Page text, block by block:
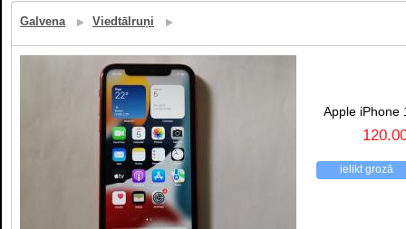
Galvena Viedtālruņi
Apple iPhone
ielikt grozā